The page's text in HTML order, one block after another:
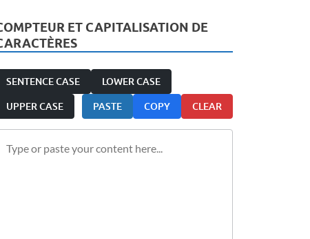
ET CAPITALISATION DE
SENTENCE CASE LOWER CASE
UPPER CASE PASTE COPY CLEAR